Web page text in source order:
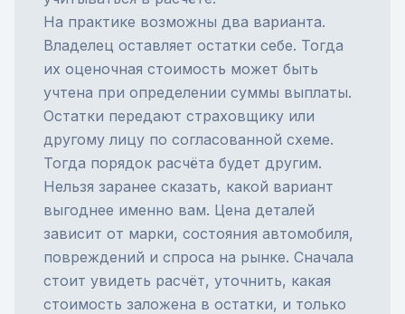
На практике возможны два варианта.
Владелец оставляет остатки себе. Тогда
их оценочная стоимость может быть
учтена при определении суммы выплаты.
Остатки передают страховщику или
другому лицу по согласованной схеме.
Тогда порядок расчёта будет другим.
Нельзя заранее сказать, какой вариант
выгоднее именно вам. Цена деталей
зависит от марки, состояния автомобиля,
повреждений и спроса на рынке. Сначала
стоит увидеть расчёт, уточнить, какая
стоимость заложена в остатки, и только